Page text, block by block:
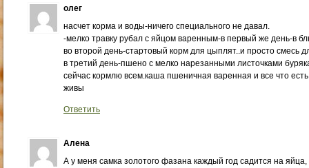
олег
насчет корма и воды-ничего специального не давал.
-мелко травку рубал с яйцом варенным-в первый же день-в
во второй день-стартовый корм для цыплят..и просто смесь
в третий день-пшено с мелко нарезанными листочками
сейчас кормлю всем.каша пшеничная варенная и все что
живы
Ответить
Алена
А у меня самка золотого фазана каждый год садится на